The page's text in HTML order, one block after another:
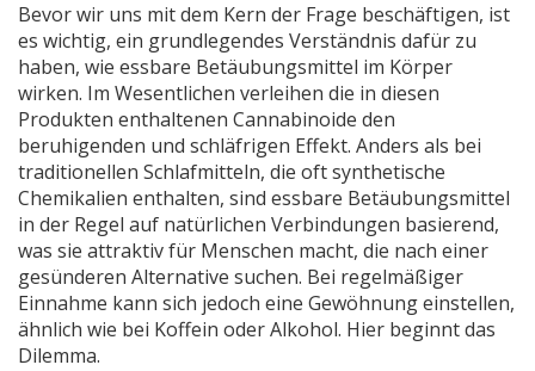
Bevor wir uns mit dem Kern der Frage beschäftigen, ist
es wichtig, ein grundlegendes Verständnis dafür zu
haben, wie essbare Betäubungsmittel im Körper
wirken. Im Wesentlichen verleihen die in diesen
Produkten enthaltenen Cannabinoide den
beruhigenden und schläfrigen Effekt. Anders als bei
traditionellen Schlafmitteln, die oft synthetische
Chemikalien enthalten, sind essbare Betäubungsmittel
in der Regel auf natürlichen Verbindungen basierend,
was sie attraktiv für Menschen macht, die nach einer
gesünderen Alternative suchen. Bei regelmäßiger
Einnahme kann sich jedoch eine Gewöhnung einstellen,
ähnlich wie bei Koffein oder Alkohol. Hier beginnt das
Dilemma.